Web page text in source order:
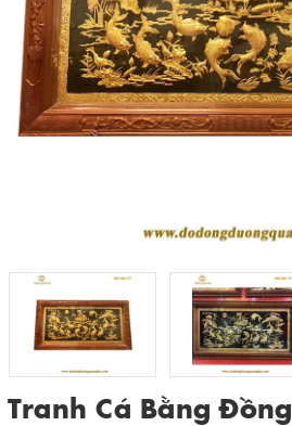
Tranh Cá Bằng Đồng